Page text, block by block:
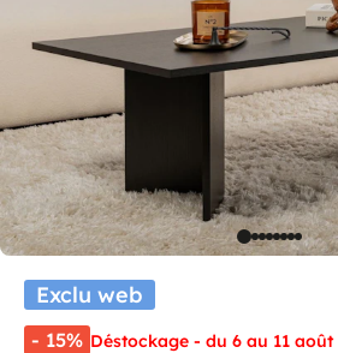
Exclu web
- 15% Déstockage - du 6 au 11 août